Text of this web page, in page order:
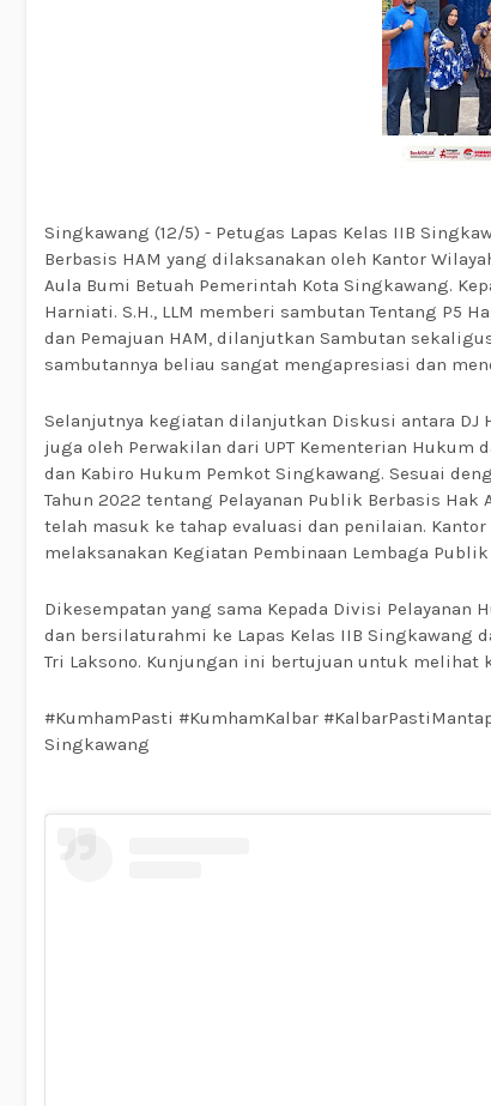
Singkawang (12/5) - Petugas Lapas Kelas IIB
Berbasis HAM yang dilaksanakan oleh Kantor
Aula Bumi Betuah Pemerintah Kota Singkawang.
Harniati. S.H., LLM memberi sambutan Tentang P5
dan Pemajuan HAM, dilanjutkan Sambutan
sambutannya beliau sangat mengapresiasi dan
Selanjutnya kegiatan dilanjutkan Diskusi antara DJ
juga oleh Perwakilan dari UPT Kementerian Hukum
dan Kabiro Hukum Pemkot Singkawang. Sesuai
Tahun 2022 tentang Pelayanan Publik Berbasis Hak
telah masuk ke tahap evaluasi dan penilaian.
melaksanakan Kegiatan Pembinaan Lembaga
Dikesempatan yang sama Kepada Divisi Pelayanan
dan bersilaturahmi ke Lapas Kelas IIB Singkawang
Tri Laksono. Kunjungan ini bertujuan untuk melihat
#KumhamPasti #KumhamKalbar
Singkawang